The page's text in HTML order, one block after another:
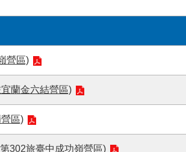
營區)
蘭金六結營區)
區)
302旅臺中成功嶺營區)